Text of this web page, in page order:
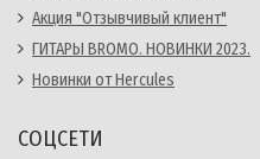
Акция "Отзывчивый клиент"
ГИТАРЫ BROMO. НОВИНКИ 2023.
Новинки от Hercules
СОЦСЕТИ